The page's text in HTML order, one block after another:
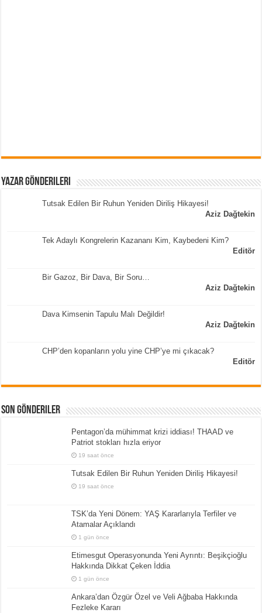
Yazar Gönderileri
Tutsak Edilen Bir Ruhun Yeniden Diriliş Hikayesi!
Aziz Dağtekin
Tek Adaylı Kongrelerin Kazananı Kim, Kaybedeni Kim?
Editör
Bir Gazoz, Bir Dava, Bir Soru…
Aziz Dağtekin
Dava Kimsenin Tapulu Malı Değildir!
Aziz Dağtekin
CHP’den kopanların yolu yine CHP’ye mi çıkacak?
Editör
Son Gönderiler
Pentagon’da mühimmat krizi iddiası! THAAD ve
Patriot stokları hızla eriyor
19 saat önce
Tutsak Edilen Bir Ruhun Yeniden Diriliş Hikayesi!
19 saat önce
TSK’da Yeni Dönem: YAŞ Kararlarıyla Terfiler ve
Atamalar Açıklandı
1 gün önce
Etimesgut Operasyonunda Yeni Ayrıntı: Beşikçioğlu
Hakkında Dikkat Çeken İddia
1 gün önce
Ankara’dan Özgür Özel ve Veli Ağbaba Hakkında
Fezleke Kararı